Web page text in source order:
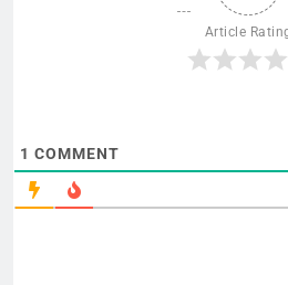
Article
1 COMMENT